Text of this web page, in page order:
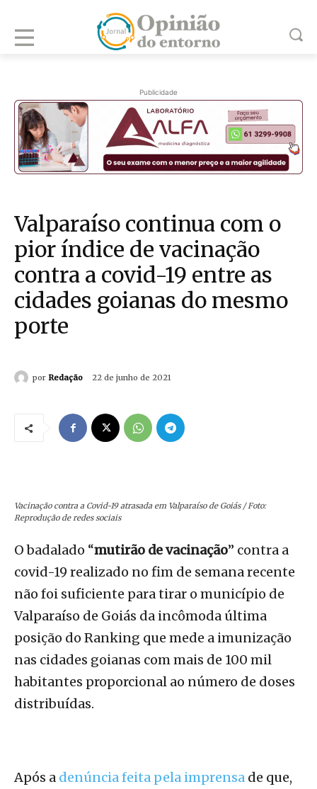
Publicidade
Valparaíso continua com o
pior índice de vacinação
contra a covid-19 entre as
cidades goianas do mesmo
porte
por Redação 22 de junho de 2021
Vacinação contra a Covid-19 atrasada em Valparaíso de Goiás / Foto:
Reprodução de redes sociais
O badalado “mutirão de vacinação” contra a
covid-19 realizado no fim de semana recente
não foi suficiente para tirar o município de
Valparaíso de Goiás da incômoda última
posição do Ranking que mede a imunização
nas cidades goianas com mais de 100 mil
habitantes proporcional ao número de doses
distribuídas.
Após a denúncia feita pela imprensa de que,